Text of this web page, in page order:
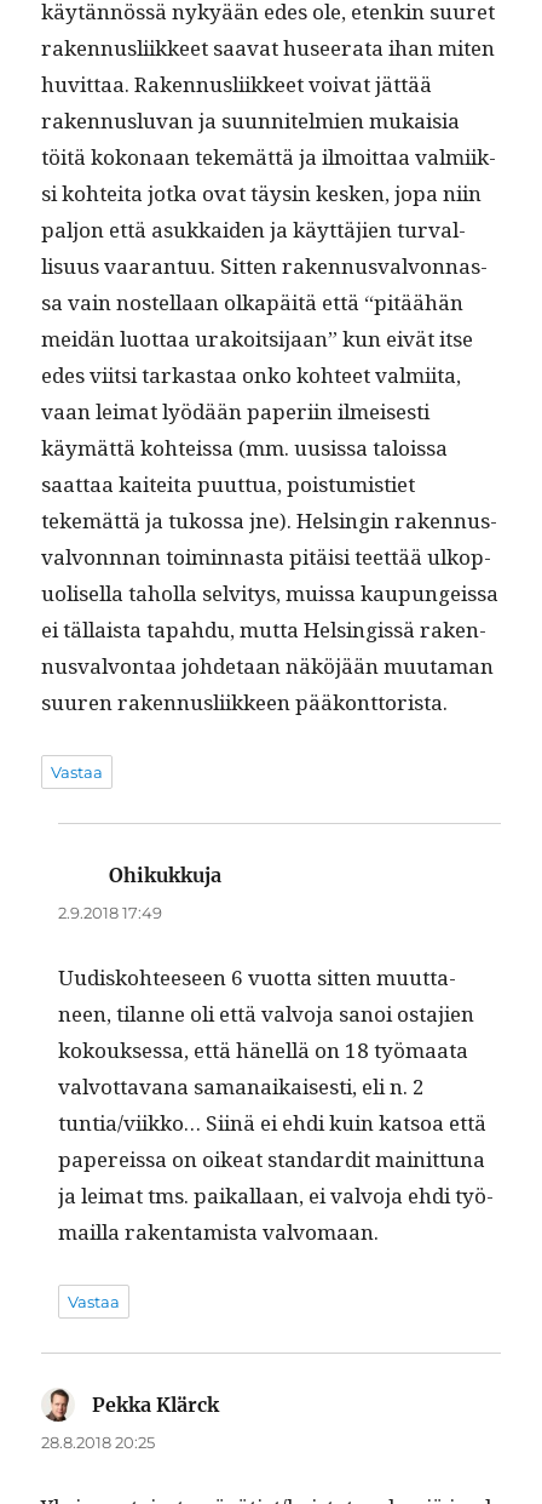
käytän­nössä nykyään edes ole, etenkin suuret
raken­nus­li­ik­keet saa­vat huseer­a­ta ihan miten
huvit­taa. Raken­nus­li­ik­keet voivat jät­tää
raken­nus­lu­van ja suun­nitelmien mukaisia
töitä kokon­aan tekemät­tä ja ilmoit­taa valmi­ik­
si kohtei­ta jot­ka ovat täysin kesken, jopa niin
paljon että asukkaiden ja käyt­täjien tur­val­
lisu­us vaaran­tuu. Sit­ten raken­nus­valvon­nas­
sa vain nos­tel­laan olka­päitä että “pitäähän
mei­dän luot­taa urakoit­si­jaan” kun eivät itse
edes viit­si tarkas­taa onko kohteet valmi­ita,
vaan leimat lyödään paperi­in ilmeis­es­ti
käymät­tä kohteis­sa (mm. uusis­sa talois­sa
saat­taa kaitei­ta puut­tua, pois­tu­misti­et
tekemät­tä ja tukos­sa jne). Helsin­gin raken­nus­
valvonnnan toimin­nas­ta pitäisi teet­tää ulkop­
uolisel­la tahol­la selvi­tys, muis­sa kaupungeis­sa
ei täl­laista tapah­du, mut­ta Helsingis­sä raken­
nus­valvon­taa johde­taan näköjään muu­ta­man
suuren raken­nus­li­ik­keen pääkonttorista.
Vastaa
Ohikukkuja
2.9.2018 17:49
Uud­isko­hteeseen 6 vuot­ta sit­ten muut­ta­
neen, tilanne oli että valvo­ja sanoi osta­jien
kok­ouk­ses­sa, että hänel­lä on 18 työ­maa­ta
valvot­ta­vana samanaikaises­ti, eli n. 2
tuntia/viikko… Siinä ei ehdi kuin kat­soa että
papereis­sa on oikeat stan­dard­it mainit­tuna
ja leimat tms. paikallaan, ei valvo­ja ehdi työ­
mail­la rak­en­tamista valvomaan.
Vastaa
Pekka Klärck
28.8.2018 20:25